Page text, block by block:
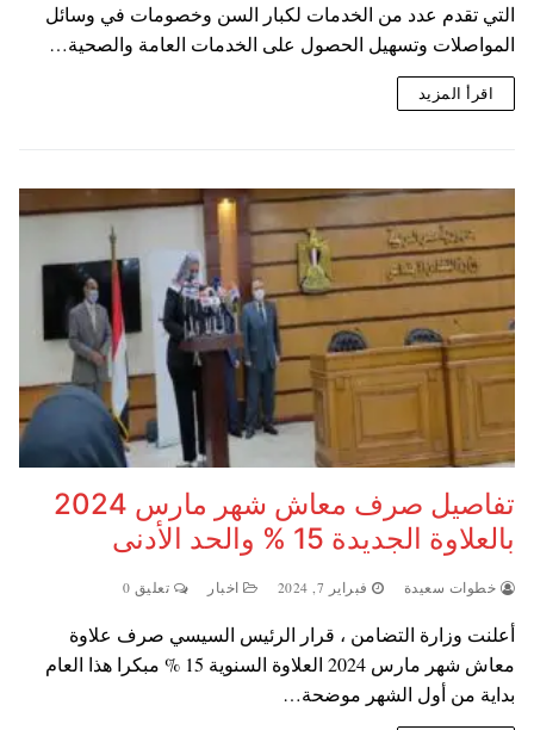
التي تقدم عدد من الخدمات لكبار السن وخصومات في وسائل
المواصلات وتسهيل الحصول على الخدمات العامة والصحية…
اقرأ المزيد
تفاصيل صرف معاش شهر مارس 2024
بالعلاوة الجديدة 15 % والحد الأدنى
خطوات سعيدة فبراير 7, 2024 اخبار تعليق 0
أعلنت وزارة التضامن ، قرار الرئيس السيسي صرف علاوة
معاش شهر مارس 2024 العلاوة السنوية 15 % مبكرا هذا العام
بداية من أول الشهر موضحة…